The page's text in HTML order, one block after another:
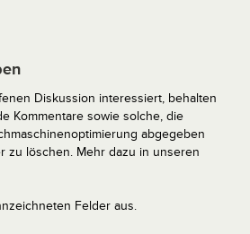
Diskussion interessiert, behalten
Kommentare sowie solche, die
abgegeben
zu löschen. Mehr dazu in unseren
Felder aus.